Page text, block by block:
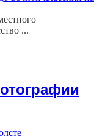
...